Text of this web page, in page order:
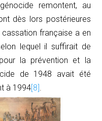
remontent, au
dès lors postérieures
française a en
lequel il suffirait de
la prévention et la
de 1948 avait été
à 1994 [8] .